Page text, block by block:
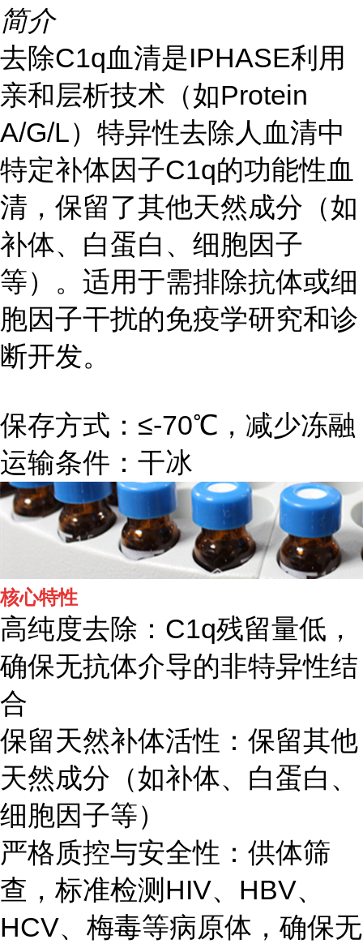
简介
去除C1q血清是IPHASE利用
亲和层析技术（如Protein
A/G/L）特异性去除人血清中
特定补体因子C1q的功能性血
清，保留了其他天然成分（如
补体、白蛋白、细胞因子
等）。适用于需排除抗体或细
胞因子干扰的免疫学研究和诊
断开发。
保存方式：≤-70℃，减少冻融
运输条件：干冰
核心特性
高纯度去除：C1q残留量低，
确保无抗体介导的非特异性结
合
保留天然补体活性：保留其他
天然成分（如补体、白蛋白、
细胞因子等）
严格质控与安全性：供体筛
查，标准检测HIV、HBV、
HCV、梅毒等病原体，确保无